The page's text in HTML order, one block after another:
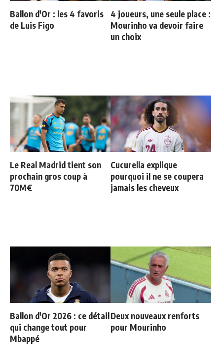
Ballon d'Or : les 4 favoris
de Luis Figo
4 joueurs, une seule place :
Mourinho va devoir faire
un choix
Le Real Madrid tient son
prochain gros coup à
70M€
Cucurella explique
pourquoi il ne se coupera
jamais les cheveux
Ballon d'Or 2026 : ce détail
qui change tout pour
Mbappé
Deux nouveaux renforts
pour Mourinho